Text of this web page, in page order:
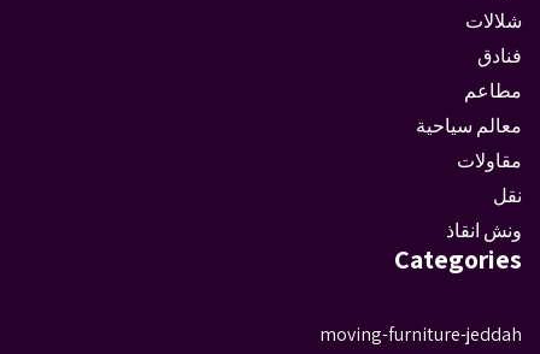
شلالات
فنادق
مطاعم
معالم سياحية
مقاولات
نقل
ونش انقاذ
Categories
moving-furniture-jeddah